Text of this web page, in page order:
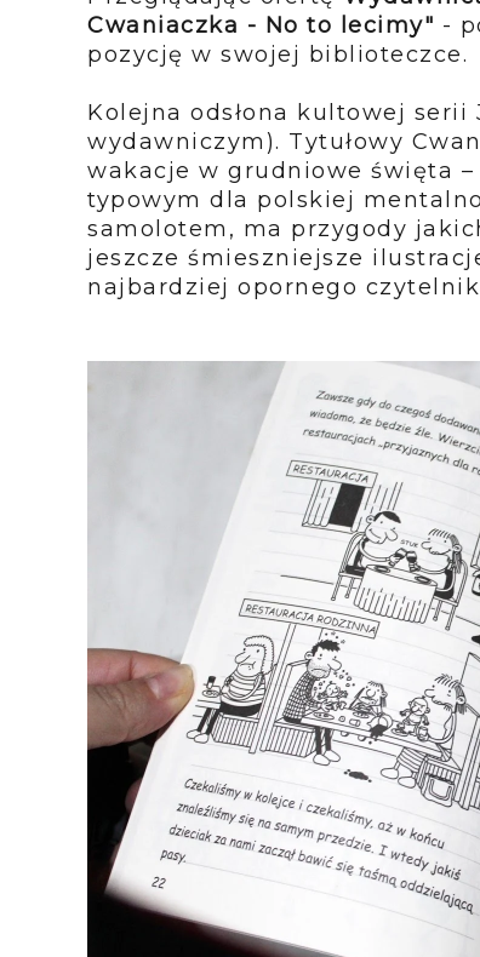
Cwaniaczka - No to lecimy" -
pozycję w swojej biblioteczce.
Kolejna odsłona kultowej
wydawniczym). Tytułowy
wakacje w grudniowe święta
typowym dla polskiej
samolotem, ma przygody
jeszcze śmieszniejsze
najbardziej opornego